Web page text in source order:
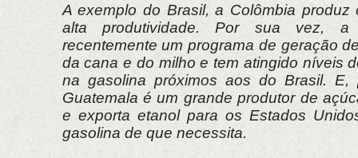
A exemplo do Brasil, a Colômbia
alta produtividade. Por sua vez, a
recentemente um programa de geração
da cana e do milho e tem atingido níveis
na gasolina próximos aos do Brasil. E,
Guatemala é um grande produtor de
e exporta etanol para os Estados
gasolina de que necessita.